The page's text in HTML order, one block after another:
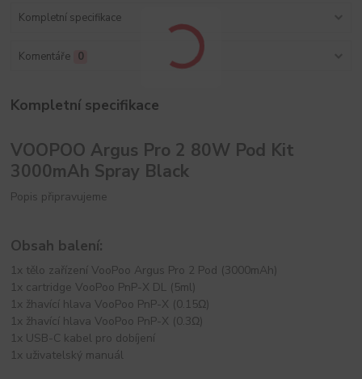
Kompletní specifikace
Komentáře 0
Kompletní specifikace
VOOPOO Argus Pro 2 80W Pod Kit
3000mAh Spray Black
Popis připravujeme
Obsah balení:
1x tělo zařízení VooPoo Argus Pro 2 Pod (3000mAh)
1x cartridge VooPoo PnP-X DL (5ml)
1x žhavící hlava VooPoo PnP-X (0.15Ω)
1x žhavící hlava VooPoo PnP-X (0.3Ω)
1x USB-C kabel pro dobíjení
1x uživatelský manuál